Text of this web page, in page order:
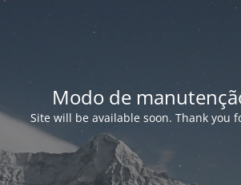
Modo de
Site will be available soon. Thank you